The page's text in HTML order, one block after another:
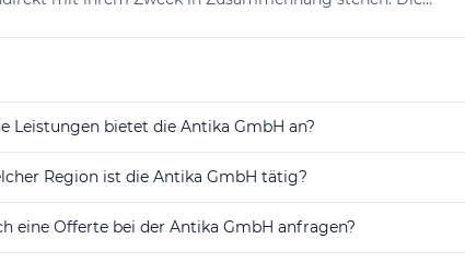
für Verbindlichkeiten verbundener Gesellschaften
Leistungen bietet die Antika GmbH an?
Region ist die Antika GmbH tätig?
eine Offerte bei der Antika GmbH anfragen?